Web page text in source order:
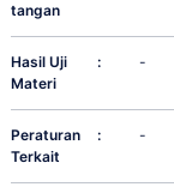
tangan
Hasil Uji
Materi
: -
Peraturan
Terkait
: -